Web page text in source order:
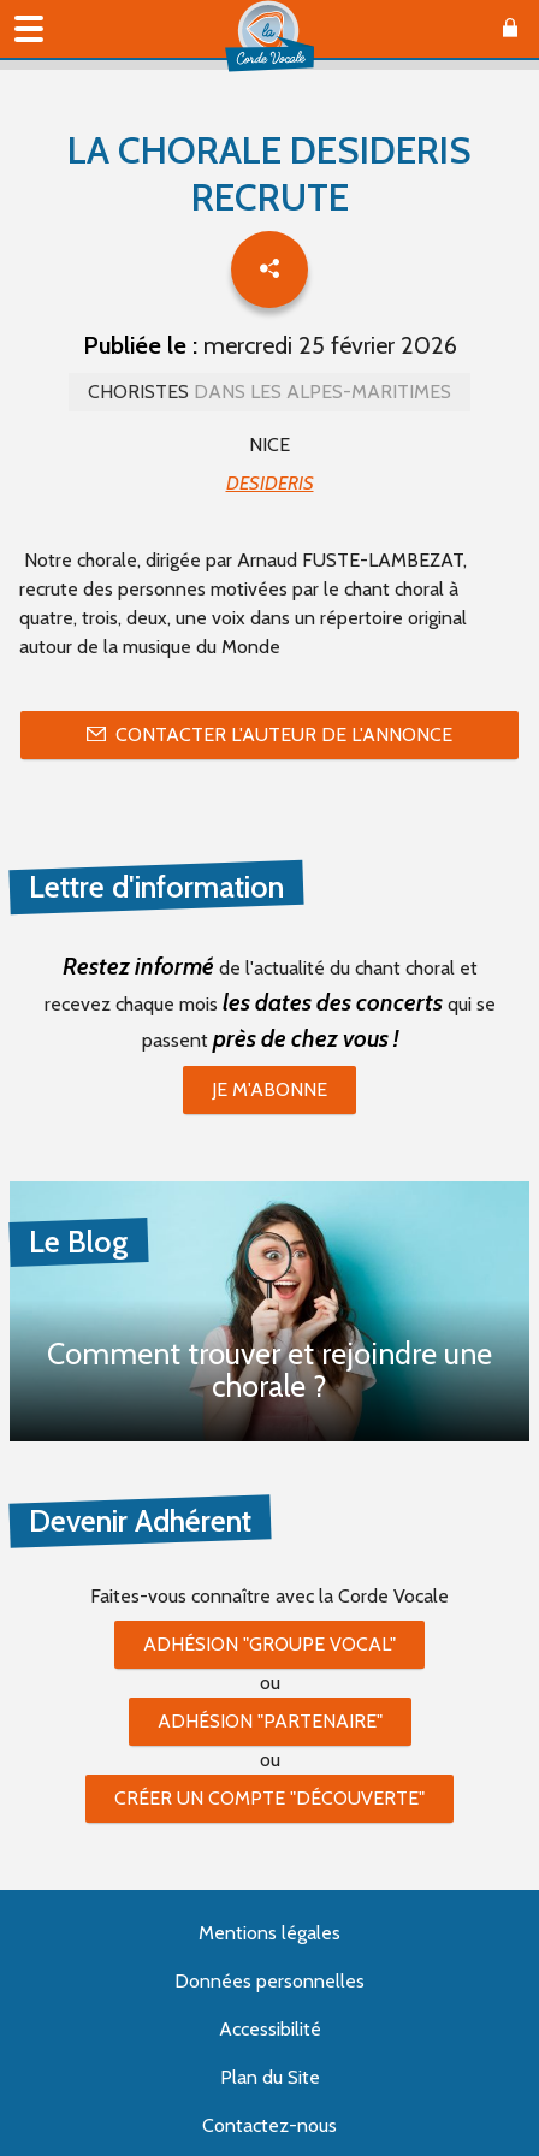
LA CHORALE DESIDERIS
RECRUTE
Publiée le :mercredi 25 février 2026
CHORISTES DANS LES ALPES-MARITIMES
NICE
DESIDERIS
Notre chorale, dirigée par Arnaud FUSTE-LAMBEZAT,
recrute des personnes motivées par le chant choral à
quatre, trois, deux, une voix dans un répertoire original
autour de la musique du Monde
CONTACTER L'AUTEUR DE L'ANNONCE
Lettre d'information
Restez informé de l'actualité du chant choral et
recevez chaque mois les dates des concertsqui se
passent près de chez vous !
JE M'ABONNE
Le Blog
Comment trouver et rejoindre une
chorale ?
Devenir Adhérent
Faites-vous connaître avec la Corde Vocale
ADHÉSION "GROUPE VOCAL"
ou
ADHÉSION "PARTENAIRE"
ou
CRÉER UN COMPTE "DÉCOUVERTE"
Mentions légales
Données personnelles
Accessibilité
Plan du Site
Contactez-nous